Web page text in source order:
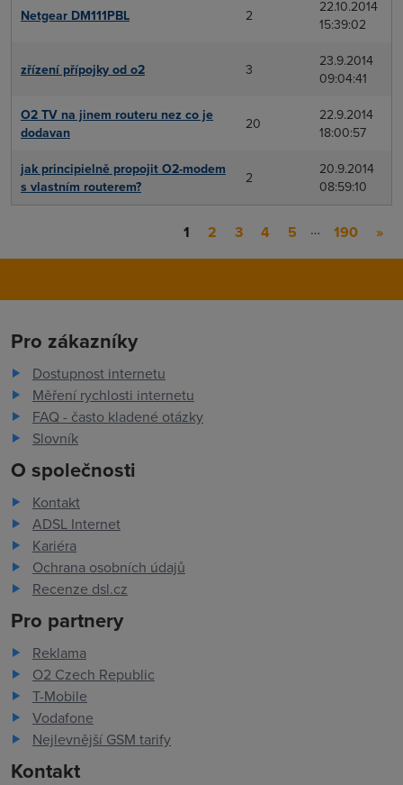
Netgear DM111PBL 2
22.10.2014
15:39:02
zřízení přípojky od o2 3
23.9.2014
09:04:41
O2 TV na jinem routeru nez co je
dodavan
20
22.9.2014
18:00:57
jak principielně propojit O2-modem
s vlastním routerem?
2
20.9.2014
08:59:10
1 2 3 4 5 … 190 »
Pro zákazníky
Dostupnost internetu
Měření rychlosti internetu
FAQ - často kladené otázky
Slovník
O společnosti
Kontakt
ADSL Internet
Kariéra
Ochrana osobních údajů
Recenze dsl.cz
Pro partnery
Reklama
O2 Czech Republic
T-Mobile
Vodafone
Nejlevnější GSM tarify
Kontakt